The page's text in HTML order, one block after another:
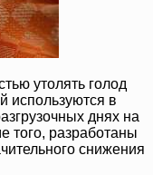
утолять голод
используются в
днях на
того, разработаны
снижения